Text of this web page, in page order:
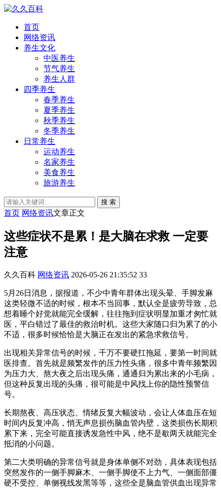
首页
网络资讯
养生文化
中医养生
节气养生
养生人群
四季养生
春季养生
夏季养生
秋季养生
冬季养生
日常养生
运动养生
名家养生
美食养生
旅游养生
搜 索
首页 网络资讯文章正文
这些症状不是累！是大脑在求救 一定要
注意
久久百科 网络资讯 2026-05-26 21:35:52 33
5月26日消息，据报道，不少中青年群体出现头晕、手脚发麻
这类轻微不适的时候，根本不当回事，默认全是疲劳导致，总
想着睡个好觉就能完全缓解，往往拖到症状明显加重才匆忙就
医，平白错过了最佳的救治时机。这些大家随口归为累了的小
不适，很多时候恰恰是大脑正在发出的紧急求救信号。
出现相关异常信号的时候，千万不要硬扛拖延，要第一时间就
医排查。首先就是频繁发作的压力性头痛，很多中青年频繁因
为压力大、熬大夜之后出现头痛，通通归为累出来的小毛病，
但这种反复出现的头痛，很可能是中风找上你的隐性预警信
号。
长期熬夜、高压状态、情绪反复大幅波动，会让人体血压在短
时间内反复冲高，悄无声息损伤脑血管内壁，这类损伤长期积
累下来，完全可能直接诱发急性中风，绝不是歇两天就能完全
抵消的小问题。
第二大类明确的异常信号就是身体单侧不对劲，具体表现包括
突然发作的一侧手脚麻木、一侧手脚使不上力气、一侧面部僵
硬不受控、单侧视线发黑等等，这些全是脑血管供血出现异常